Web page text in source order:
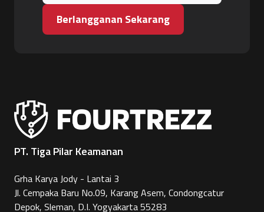
Berlangganan Sekarang
PT. Tiga Pilar Keamanan
Grha Karya Jody - Lantai 3
Jl. Cempaka Baru No.09, Karang Asem, Condongcatur
Depok, Sleman, D.I. Yogyakarta 55283